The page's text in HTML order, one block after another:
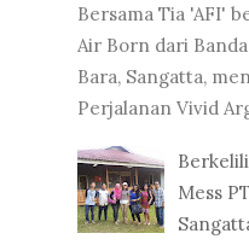
Bersama Tia 'AFI'
Air Born dari
Bara, Sangatta,
Perjalanan Vivid
Mess